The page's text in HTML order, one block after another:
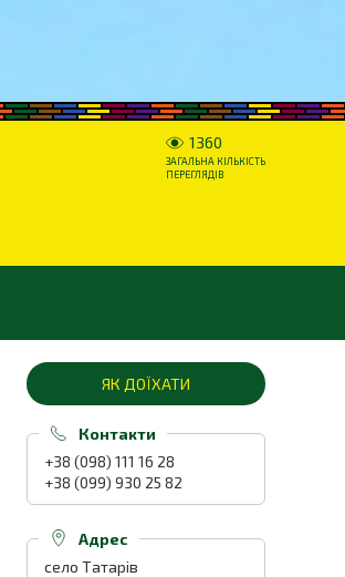
1360
ЗАГАЛЬНА КІЛЬКІСТЬ
ПЕРЕГЛЯДІВ
ЯК ДОЇХАТИ
Контакти
+38 (098) 111 16 28
+38 (099) 930 25 82
Адрес
село Татарів